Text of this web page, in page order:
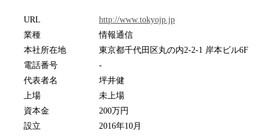
URL
http://www.tokyojp.jp
業種
情報通信
本社所在地
東京都千代田区丸の内2-2-1 岸本ビル6F
電話番号
-
代表者名
坪井健
上場
未上場
資本金
200万円
設立
2016年10月